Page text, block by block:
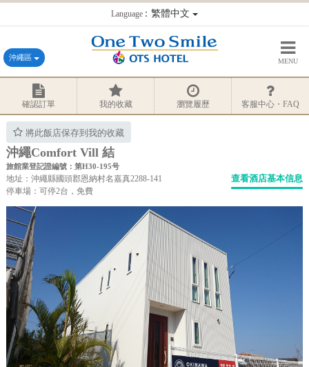
Language：繁體中文
沖繩區 MENU
確認訂單 我的收藏 瀏覽履歷 客服中心・FAQ
將此飯店保存到我的收藏
沖繩Comfort Vill 結
旅館業登記證編號：第H30-195号
地址：沖繩縣國頭郡恩納村名嘉真2288-141
停車場：可停2台，免費
查看酒店基本信息